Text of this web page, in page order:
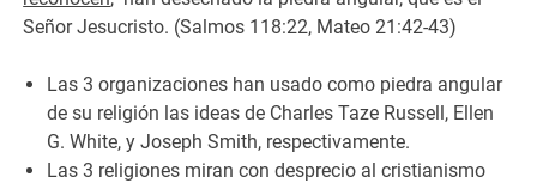
Señor Jesucristo. (Salmos 118:22, Mateo 21:42-43)
Las 3 organizaciones han usado como piedra angular
de su religión las ideas de Charles Taze Russell, Ellen
G. White, y Joseph Smith, respectivamente.
Las 3 religiones miran con desprecio al cristianismo